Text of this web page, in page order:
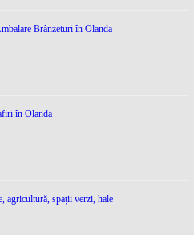
Brânzeturi în Olanda
în Olanda
agricultură, spații verzi, hale